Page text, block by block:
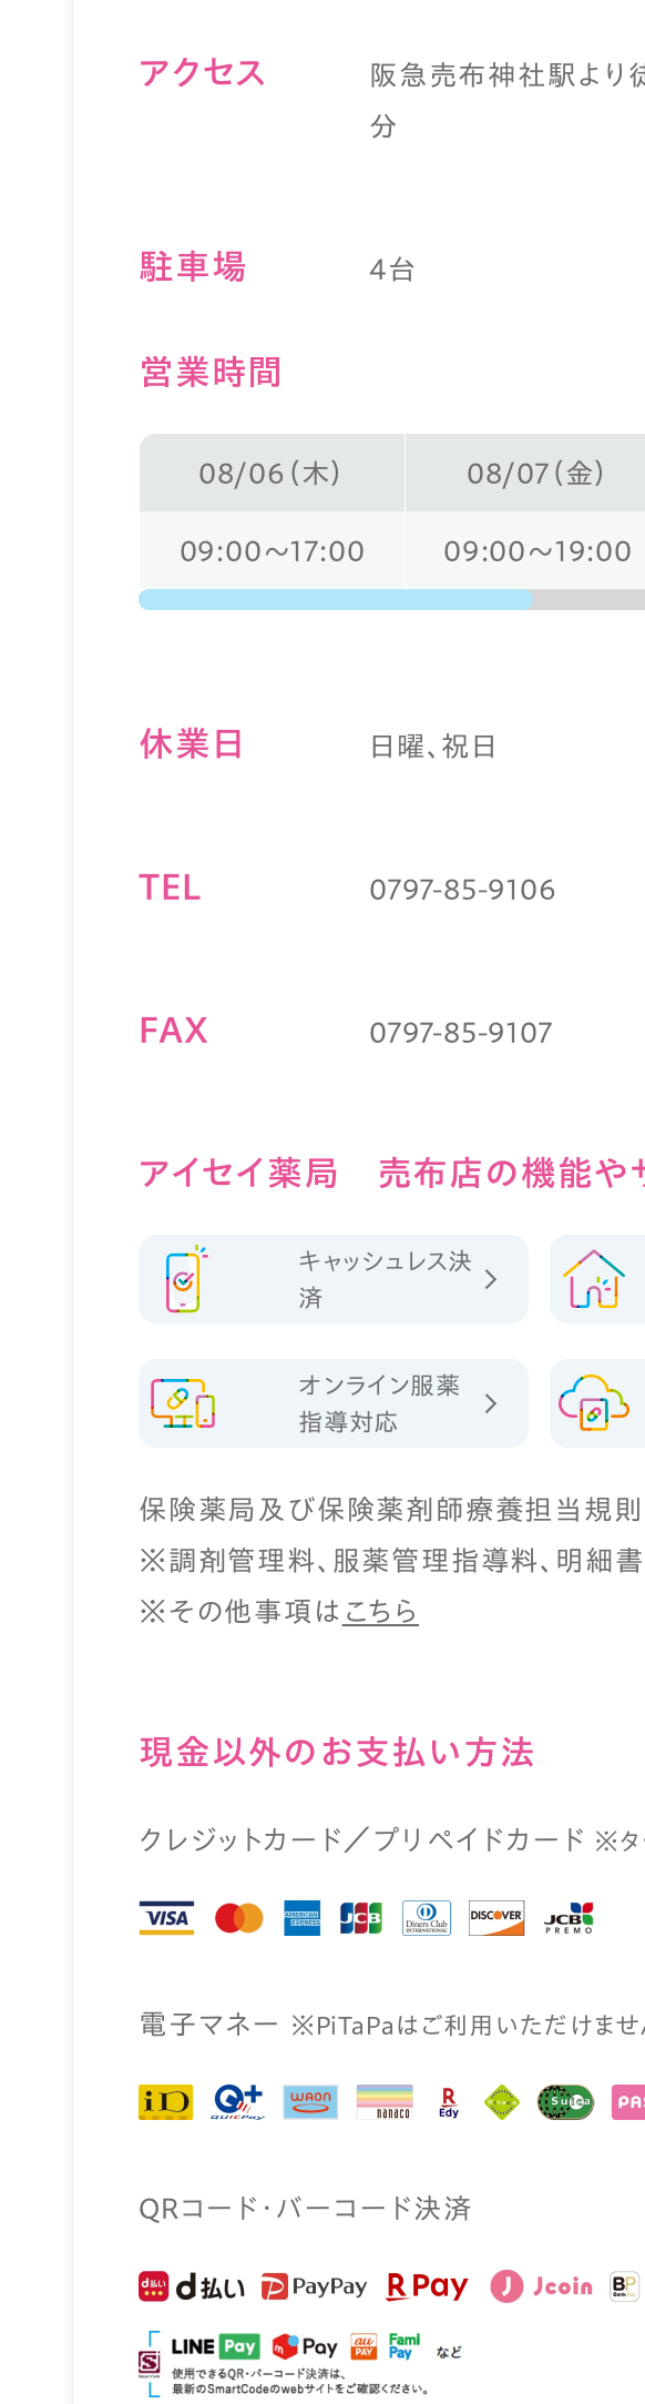
アクセス
阪急売布神社駅より
分
駐⾞場 4台
営業時間
08/06（木） 08/07（金）
09:00～17:00 09:00～19:00
休業⽇ 日曜、祝日
TEL 0797-85-9106
FAX 0797-85-9107
アイセイ薬局 売布店の機能や
キャッシュレス決
済
オンライン服薬
指導対応
保険薬局及び保険薬剤師療養担当規則
※調剤管理料、服薬管理指導料、明細
※その他事項は こちら
現⾦以外のお⽀払い⽅法
クレジットカード／プリペイドカード ※タ
電⼦マネー ※PiTaPaはご利⽤いただけませ
QRコード・バーコード決済